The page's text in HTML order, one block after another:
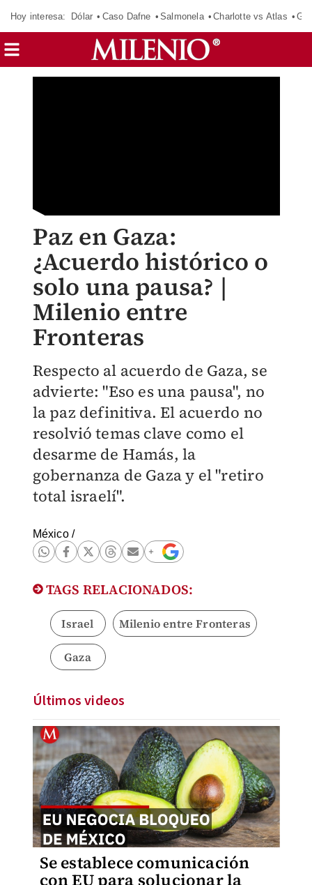
Hoy interesa: Dólar Caso Dafne Salmonela Charlotte vs Atlas
Paz en Gaza:
¿Acuerdo histórico o
solo una pausa? |
Milenio entre
Fronteras
Respecto al acuerdo de Gaza, se
advierte: "Eso es una pausa", no
la paz definitiva. El acuerdo no
resolvió temas clave como el
desarme de Hamás, la
gobernanza de Gaza y el "retiro
total israelí".
México/
TAGS RELACIONADOS:
Israel Milenio entre Fronteras
Gaza
Últimos videos
Se establece comunicación
con EU para solucionar la